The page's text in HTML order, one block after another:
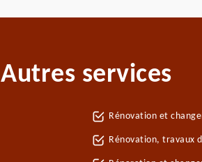
Autres services
Rénovation et
Rénovation, travaux